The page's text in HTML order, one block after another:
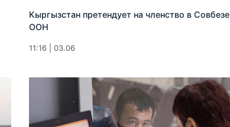
Кыргызстан претендует на членство в Совбезе
ООН
11:16 | 03.06